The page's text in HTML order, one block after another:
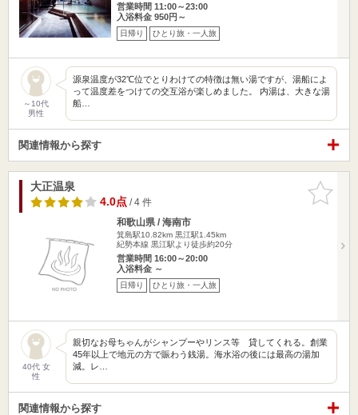
営業時間 11:00～23:00
入浴料金 950円～
日帰り ひとり旅・一人旅
～10代
男性
源泉温度が32℃位でとりわけての特徴は無い湯ですが、湯船によ
って温度差をつけての交互浴が楽しめました。 内湯は、大きな湯
船…
関連情報から探す
お気に入
りに追加
大正温泉
4.0点/ 4 件
和歌山県 / 海南市
箕島駅10.82km 黒江駅1.45km
紀勢本線 黒江駅より徒歩約20分
営業時間 16:00～20:00
入浴料金 ～
日帰り ひとり旅・一人旅
40代 女
性
親切なお母ちゃんがシャンプーやリンス等 貸してくれる。創業
45年以上で地元の方で賑わう銭湯。海水浴の後には最高の湯加
減。レ…
関連情報から探す